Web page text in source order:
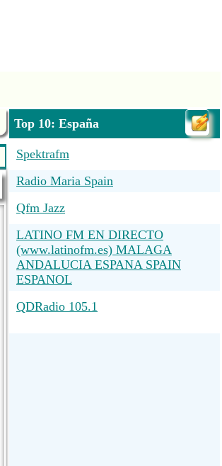
Top 10: España
Spektrafm
Radio Maria Spain
Qfm Jazz
LATINO FM EN DIRECTO
(www.latinofm.es) MALAGA
ANDALUCIA ESPANA SPAIN
ESPANOL
QDRadio 105.1